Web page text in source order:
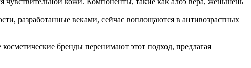
разработанные веками, сейчас воплощаются в антивозрастных
бренды перенимают этот подход, предлагая